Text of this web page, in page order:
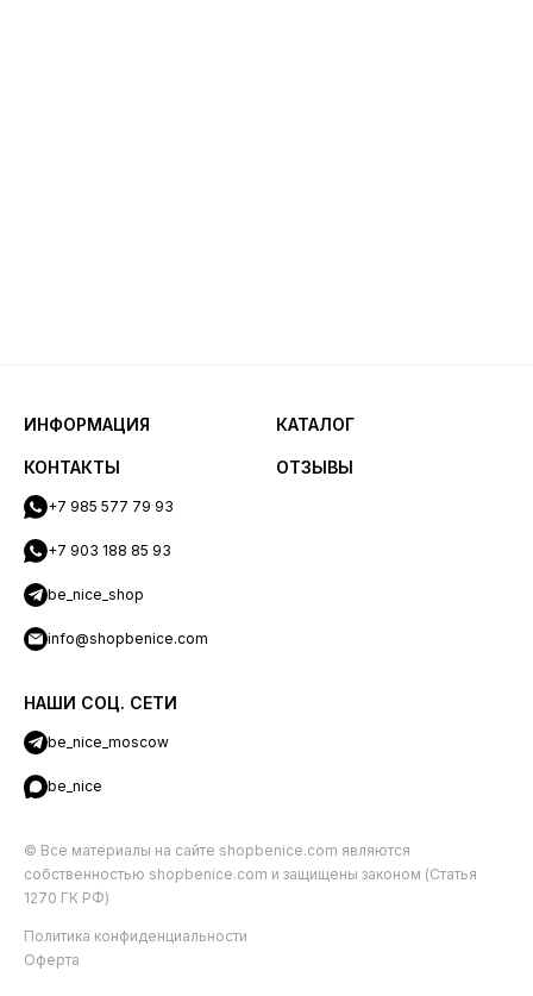
ИНФОРМАЦИЯ КАТАЛОГ
КОНТАКТЫ
+7 985 577 79 93
+7 903 188 85 93
be_nice_shop
info@shopbenice.com
НАШИ СОЦ. СЕТИ
be_nice_moscow
be_nice
ОТЗЫВЫ
© Все материалы на сайте shopbenice.com являются
собственностью shopbenice.com и защищены законом (Статья
1270 ГК РФ)
Политика конфиденциальности
Оферта